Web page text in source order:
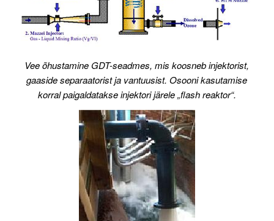
Vee õhustamine GDT-seadmes, mis koosneb injektorist,
gaaside separaatorist ja vantuusist. Osooni kasutamise
korral paigaldatakse injektori järele „flash reaktor“.